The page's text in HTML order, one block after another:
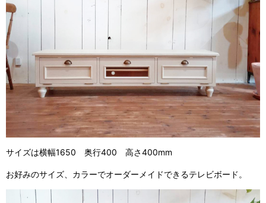
サイズは横幅1650 奥行400 高さ400mm
お好みのサイズ、カラーでオーダーメイドできるテレビボード。